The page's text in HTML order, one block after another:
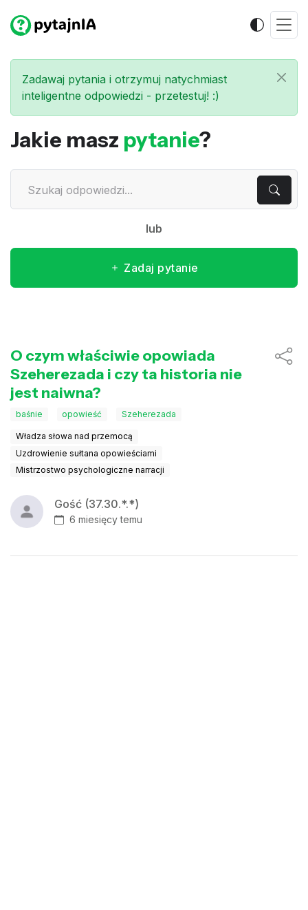
Zadawaj pytania i otrzymuj natychmiast
inteligentne odpowiedzi - przetestuj! :)
Jakie masz pytanie?
lub
Zadaj pytanie
O czym właściwie opowiada
Szeherezada i czy ta historia nie
jest naiwna?
baśnie opowieść Szeherezada
Władza słowa nad przemocą
Uzdrowienie sułtana opowieściami
Mistrzostwo psychologiczne narracji
Gość (37.30.*.*)
6 miesięcy temu